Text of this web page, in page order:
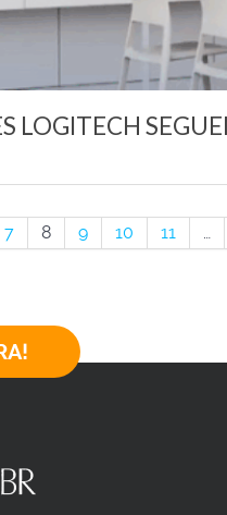
LOGITECH
7 8 9 10 11 …